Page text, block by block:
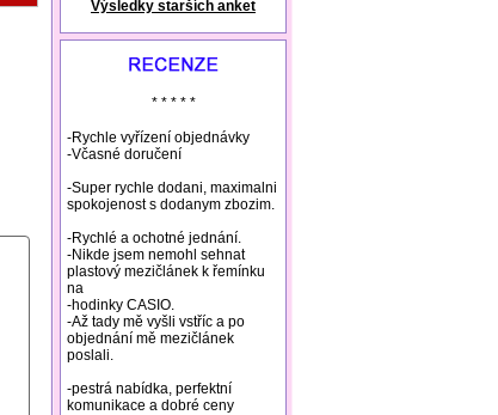
natural remedies rosacea
Výsledky starších anket
* * * * *
-Rychle vyřízení objednávky
-Včasné doručení
-Super rychle dodani, maximalni
spokojenost s dodanym zbozim.
-Rychlé a ochotné jednání.
-Nikde jsem nemohl sehnat
plastový mezičlánek k řemínku
na
-hodinky CASIO.
-Až tady mě vyšli vstříc a po
objednání mě mezičlánek
poslali.
-pestrá nabídka, perfektní
komunikace a dobré ceny